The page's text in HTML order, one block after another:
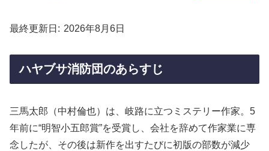
最終更新日 2026年8月6日
ハヤブサ消防団のあらすじ
三馬太郎（中村倫也）は、岐路に立つミステリー作家。5
年前に“明智小五郎賞”を受賞し、会社を辞めて作家業に専
念したが、その後は新作を出すたびに初版の部数が減少